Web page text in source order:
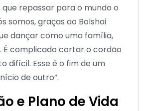
que repassar para o mundo o
somos, graças ao Bolshoi
dançar como uma família,
É complicado cortar o cordão
difícil. Esse é o fim de um
de outro”.
e Plano de Vida